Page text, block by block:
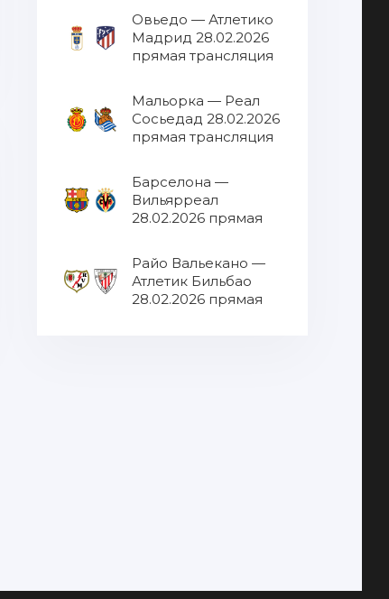
Овьедо — Атлетико
Мадрид 28.02.2026
прямая трансляция
Мальорка — Реал
Сосьедад 28.02.2026
прямая трансляция
Барселона —
Вильярреал
28.02.2026 прямая
Райо Вальекано —
Атлетик Бильбао
28.02.2026 прямая